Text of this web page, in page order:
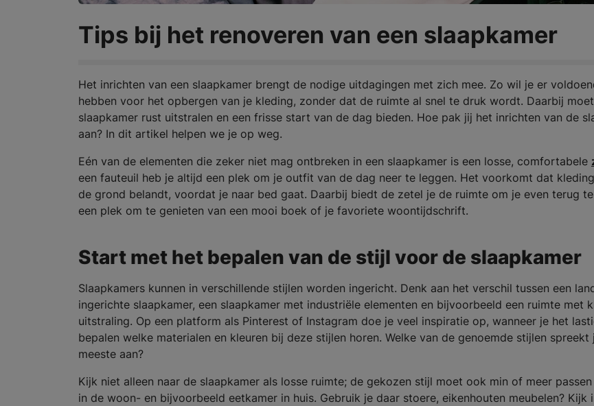
Tips bij het renoveren van een slaapkamer
Het inrichten van een slaapkamer brengt de nodige uitdagingen met zich mee. Zo wil je er
hebben voor het opbergen van je kleding, zonder dat de ruimte al snel te druk wordt. Daarbij
slaapkamer rust uitstralen en een frisse start van de dag bieden. Hoe pak jij het inrichten van de
aan? In dit artikel helpen we je op weg.
Eén van de elementen die zeker niet mag ontbreken in een slaapkamer is een losse, comfortabele
een fauteuil heb je altijd een plek om je outfit van de dag neer te leggen. Het voorkomt dat
de grond belandt, voordat je naar bed gaat. Daarbij biedt de zetel je de ruimte om je even terug
een plek om te genieten van een mooi boek of je favoriete woontijdschrift.
Start met het bepalen van de stijl voor de slaapkamer
Slaapkamers kunnen in verschillende stijlen worden ingericht. Denk aan het verschil tussen een
ingerichte slaapkamer, een slaapkamer met industriële elementen en bijvoorbeeld een ruimte met
uitstraling. Op een platform als Pinterest of Instagram doe je veel inspiratie op, wanneer je het
bepalen welke materialen en kleuren bij deze stijlen horen. Welke van de genoemde stijlen spreekt
meeste aan?
Kijk niet alleen naar de slaapkamer als losse ruimte; de gekozen stijl moet ook min of meer
in de woon- en bijvoorbeeld eetkamer in huis. Gebruik je daar stoere, eikenhouten meubelen? Kijk